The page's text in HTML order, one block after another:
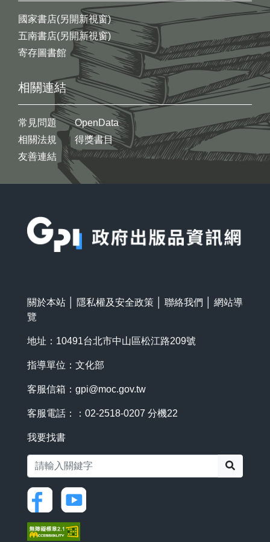
國家書店(另開新視窗)
五南書店(另開新視窗)
寄存圖書館
相關連結
常見問題
相關法規
友善連結
OpenData
得獎書目
關於本站 隱私權及安全政策 聯絡我們
網站導
覽
地址：10491台北市中山區松江路209號
指導單位：文化部
客服信箱： gpi@moc.gov.tw
客服電話：：02-2518-0207 分機22
我要找書